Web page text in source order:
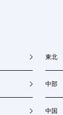
東北
中部
中国